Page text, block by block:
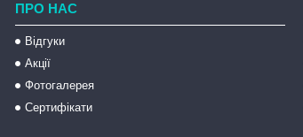
ПРО НАС
Відгуки
Акції
Фотогалерея
Сертифікати